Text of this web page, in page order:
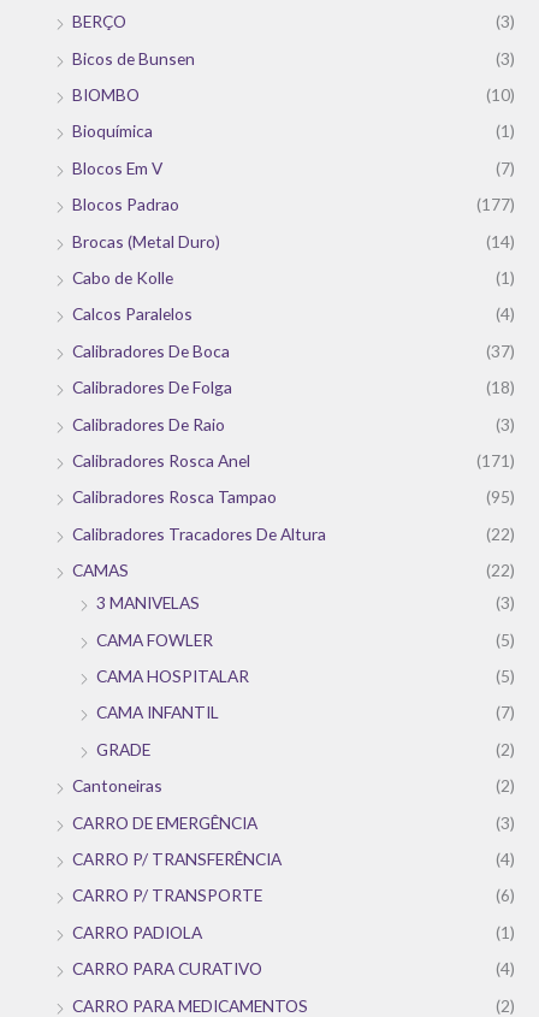
BERÇO
(3)
Bicos de Bunsen
(3)
BIOMBO
(10)
Bioquímica
(1)
Blocos Em V
(7)
Blocos Padrao
(177)
Brocas (Metal Duro)
(14)
Cabo de Kolle
(1)
Calcos Paralelos
(4)
Calibradores De Boca
(37)
Calibradores De Folga
(18)
Calibradores De Raio
(3)
Calibradores Rosca Anel
(171)
Calibradores Rosca Tampao
(95)
Calibradores Tracadores De Altura
(22)
CAMAS
(22)
3 MANIVELAS
(3)
CAMA FOWLER
(5)
CAMA HOSPITALAR
(5)
CAMA INFANTIL
(7)
GRADE
(2)
Cantoneiras
(2)
CARRO DE EMERGÊNCIA
(3)
CARRO P/ TRANSFERÊNCIA
(4)
CARRO P/ TRANSPORTE
(6)
CARRO PADIOLA
(1)
CARRO PARA CURATIVO
(4)
CARRO PARA MEDICAMENTOS
(2)